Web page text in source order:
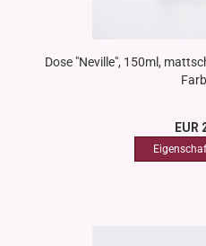
Dose "Neville", 150ml,
EUR